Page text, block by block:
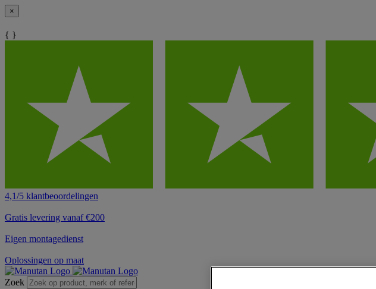
×
{ }
4,1/5 klantbeoordelingen
Gratis levering vanaf €200
Eigen montagedienst
Oplossingen op maat
Zoek